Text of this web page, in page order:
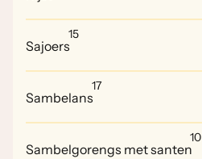
Sajoers
15
Sambelans
17
Sambelgorengs met santen
10